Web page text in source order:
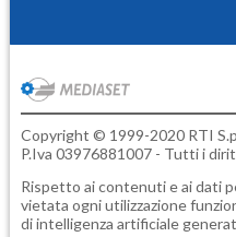
Copyright © 1999-2020 RTI
P.Iva 03976881007 - Tutti i
Rispetto ai contenuti e ai dati
vietata ogni utilizzazione
di intelligenza artificiale